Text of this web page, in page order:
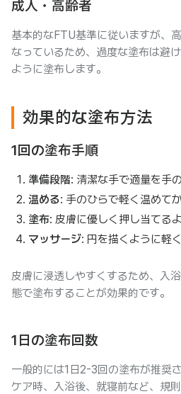
成人・高齢者
基本的なFTU基準に従いますが、
なっているため、過度な塗布は避
ように塗布します。
効果的な塗布方法
1回の塗布手順
準備段階: 清潔な手で適量を手
温める: 手のひらで軽く温めて
塗布: 皮膚に優しく押し当てる
マッサージ: 円を描くように軽
皮膚に浸透しやすくするため、入
態で塗布することが効果的です。
1日の塗布回数
一般的には1日2-3回の塗布が推奨
ケア時、入浴後、就寝前など、規